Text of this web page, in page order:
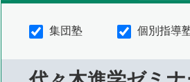
集団塾 個別指導